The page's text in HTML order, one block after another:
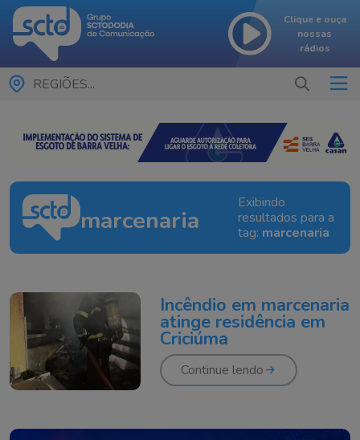
Clique e ouça
nossas
rádios
REGIÕES...
marcenaria
Exibindo
resultados para a
tag: marcenaria
Incêndio em marcenaria
atinge residência em
Criciúma
Continue lendo